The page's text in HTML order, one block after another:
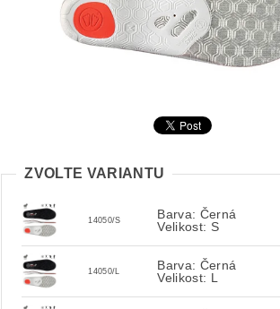
ZVOLTE VARIANTU
14050/S
Barva: Černá
Velikost: S
14050/L
Barva: Černá
Velikost: L